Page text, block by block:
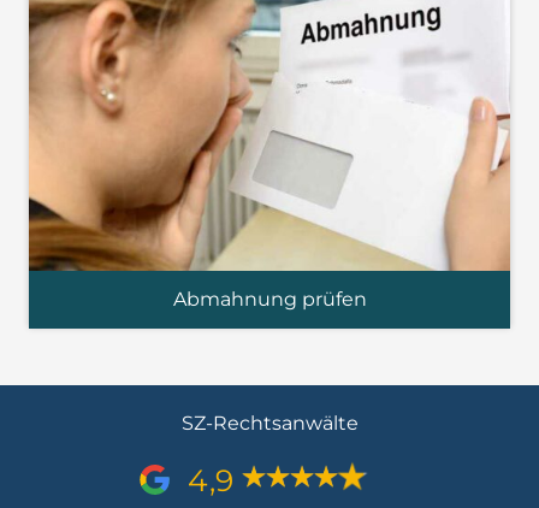
Abmahnung prüfen
SZ-Rechtsanwälte
4,9